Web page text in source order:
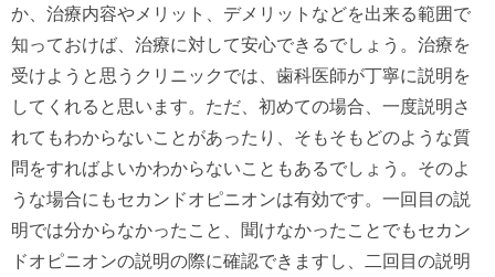
か、治療内容やメリット、デメリットなどを出来る範囲で
知っておけば、治療に対して安心できるでしょう。治療を
受けようと思うクリニックでは、歯科医師が丁寧に説明を
してくれると思います。ただ、初めての場合、一度説明さ
れてもわからないことがあったり、そもそもどのような質
問をすればよいかわからないこともあるでしょう。そのよ
うな場合にもセカンドオピニオンは有効です。一回目の説
明では分からなかったこと、聞けなかったことでもセカン
ドオピニオンの説明の際に確認できますし、二回目の説明